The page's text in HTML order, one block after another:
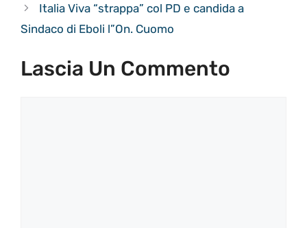
Italia Viva “strappa” col PD e candida a
Sindaco di Eboli l”On. Cuomo
Lascia Un Commento